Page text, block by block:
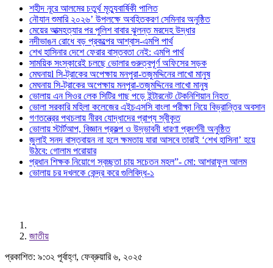
শহীদ নূরে আলমের চতুর্থ মৃত্যুবার্ষিকী পালিত
নৌযান শুমারি ২০২৬’ উপলক্ষে অবহিতকরণ সেমিনার অনুষ্ঠিত
মেয়ের আত্মহত্যার পর পুলিশ বাবার ঝুলন্ত মরদেহ উদ্ধার
নদীভাঙন রোধে বড় প্রকল্পের আশ্বাস-এমপি পার্থ
শেখ হাসিনার দেশে ফেরার বাস্তবতা নেই: এমপি পার্থ
সাময়িক সংস্কারেই চলছে ভোলার গুরুত্বপূর্ণ অফিসের সড়ক
মেঘনায়l সি-ট্রাকের অপেক্ষায় মনপুরা-তজুমদ্দিনের লাখো মানুষ
মেঘনায় সি-ট্রাকের অপেক্ষায় মনপুরা-তজুমদ্দিনের লাখো মানুষ
ভোলায় এন সিওর লেক সিটির গাছ পড়ে ইন্টারনেট টেকনিশিয়ান নিহত
ভোলা সরকারি মহিলা কলেজের এইচএসসি বাংলা পরীক্ষা নিয়ে বিভ্রান্তির অবসান
গণতন্ত্রের পথচলায় নীরব যোদ্ধাদের প্রাপ্য স্বীকৃত
ভোলায় স্টার্টআপ, বিজ্ঞান প্রকল্প ও উদ্ভাবনী ধারণা প্রদর্শনী অনুষ্ঠিত
জুলাই সনদ বাস্তবায়ন না হলে ক্ষমতায় যারা আসবে তারাই ‘শেখ হাসিনা’ হয়ে
উঠবে: গোলাম পরোয়ার
প্রধান শিক্ষক নিয়োগে স্বচ্ছতা চায় সচেতন মহল”- মো: আশরাফুল আলম
ভোলায় চর দখলকে কেন্দ্র করে গুলিবিদ্ধ-১
জাতীয়
প্রকাশিত: ৯:৩২ পূর্বাহ্ণ, ফেব্রুয়ারি ৬, ২০২৫